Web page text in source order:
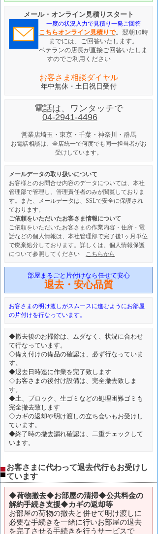
メール・オンライン見積りスタート
一度の状況入力で見積り一発ご回答
こちらオンライン見積りで。翌朝10時
までには、ご回答いたします。
ベテランの店長が直接ご回答いたしま
すのでご利用ください
お客さま相談ダイヤル
年中無休・土日祝日受付
電話は、ワンタッチで
04-2941-4496
営業店埼玉・東京・千葉・神奈川・群馬
お電話相談は、全店統一で何度でも同一担当者がお
受けしています。
メールデータの取り扱いについて
お客様とのお問合せ内容のデータについては、本社
管理部で管理し、管理責任者のみが閲覧しておりま
す。また、メールデータは、SSLで安全に保護され
ております。
ご依頼をいただいたお客さま情報について
ご依頼をいただいたお客さまの作業内容・住所・電
話などの個人情報は、本社管理部で完了後1ヶ月単位
で廃棄処分しております。詳しくは、個人情報保護
について参照してください こちらから
部屋まるごと片付けなら任せて安心
退去・安心品質
お客さまの明け渡しがスムースに進むようにお部屋
の片付けを行なっています。
◆撤去後のお掃除は、ムダなく、状況に合わせ
て行なっています。
◇備え付けの備品の確認は、必ず行なっていま
す。
◆退去日時迄に作業を完了致します
◇お客さまの後付け設備は、完全撤去致しま
す。
◆土、ブロック、生ゴミなどの処理困難ゴミも
完全撤去致します
◇カギの返却や明け渡しの立ち会いもお受けし
ています。
◆終了時の撤去漏れ確認は、二重チェックして
います。
お客さまに代わって退去代行もお受けし
ています
◆荷物撤去◆お部屋の清掃◆公共料金の
解約手続き支援◆カギの返却等
お部屋の荷物の撤去と併せて明け渡しに
必要な手続きを一緒に行いお部屋の退去
を完了させる手続きを行うサービスで